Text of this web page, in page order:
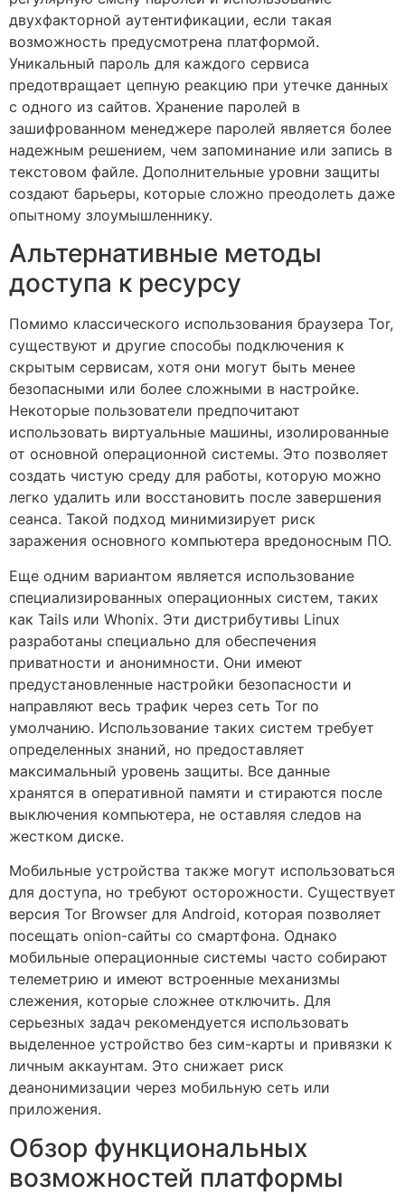
двухфакторной аутентификации, если такая
возможность предусмотрена платформой.
Уникальный пароль для каждого сервиса
предотвращает цепную реакцию при утечке данных
с одного из сайтов. Хранение паролей в
зашифрованном менеджере паролей является более
надежным решением, чем запоминание или запись в
текстовом файле. Дополнительные уровни защиты
создают барьеры, которые сложно преодолеть даже
опытному злоумышленнику.
Альтернативные методы
доступа к ресурсу
Помимо классического использования браузера Tor,
существуют и другие способы подключения к
скрытым сервисам, хотя они могут быть менее
безопасными или более сложными в настройке.
Некоторые пользователи предпочитают
использовать виртуальные машины, изолированные
от основной операционной системы. Это позволяет
создать чистую среду для работы, которую можно
легко удалить или восстановить после завершения
сеанса. Такой подход минимизирует риск
заражения основного компьютера вредоносным ПО.
Еще одним вариантом является использование
специализированных операционных систем, таких
как Tails или Whonix. Эти дистрибутивы Linux
разработаны специально для обеспечения
приватности и анонимности. Они имеют
предустановленные настройки безопасности и
направляют весь трафик через сеть Tor по
умолчанию. Использование таких систем требует
определенных знаний, но предоставляет
максимальный уровень защиты. Все данные
хранятся в оперативной памяти и стираются после
выключения компьютера, не оставляя следов на
жестком диске.
Мобильные устройства также могут использоваться
для доступа, но требуют осторожности. Существует
версия Tor Browser для Android, которая позволяет
посещать onion-сайты со смартфона. Однако
мобильные операционные системы часто собирают
телеметрию и имеют встроенные механизмы
слежения, которые сложнее отключить. Для
серьезных задач рекомендуется использовать
выделенное устройство без сим-карты и привязки к
личным аккаунтам. Это снижает риск
деанонимизации через мобильную сеть или
приложения.
Обзор функциональных
возможностей платформы